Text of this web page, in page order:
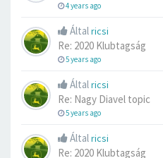
4 years ago
Általricsi
Re: 2020 Klubtagság
5 years ago
Általricsi
Re: Nagy Diavel topic
5 years ago
Általricsi
Re: 2020 Klubtagság